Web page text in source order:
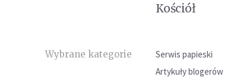
Kościół
Wybrane kategorie Serwis papieski
Artykuły blogerów